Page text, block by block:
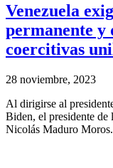
Venezuela
permanente y
coercitivas
28 noviembre, 2023
Al dirigirse al
Biden, el presidente de
Nicolás Maduro